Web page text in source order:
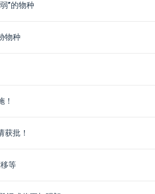
”的物种
物种
！
获批！
等